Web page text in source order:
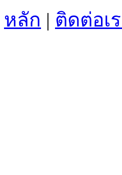
หลัก | ติดต่อเ